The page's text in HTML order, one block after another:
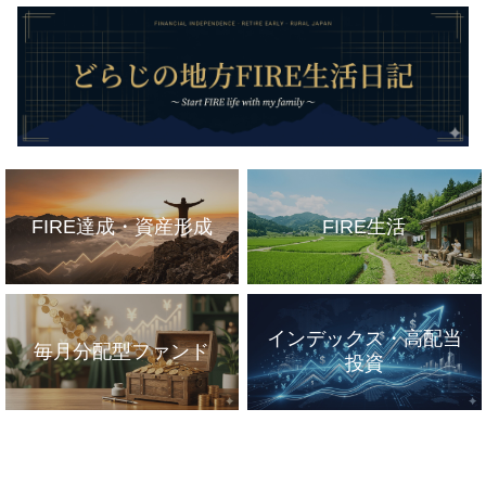
FIRE達成・資産形成 FIRE生活
毎月分配型ファンド
インデックス・高配当
投資